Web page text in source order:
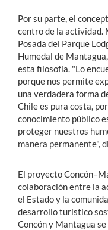
Por su parte, el
centro de la actividad.
Posada del Parque
Humedal de
esta filosofía. "Lo
porque nos permite
una verdadera forma
Chile es pura costa,
conocimiento público
proteger nuestros
manera permanente",
El proyecto
colaboración entre la
el Estado y la
desarrollo turístico
Concón y Mantagua